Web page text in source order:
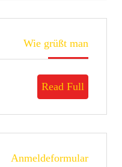
Wie grüßt man
Wie
man
Read Full
Read
Full
Anmeldeformular